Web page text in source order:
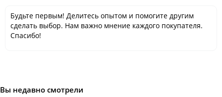
Будьте первым! Делитесь опытом и помогите другим
сделать выбор. Нам важно мнение каждого покупателя.
Спасибо!
Вы недавно смотрели